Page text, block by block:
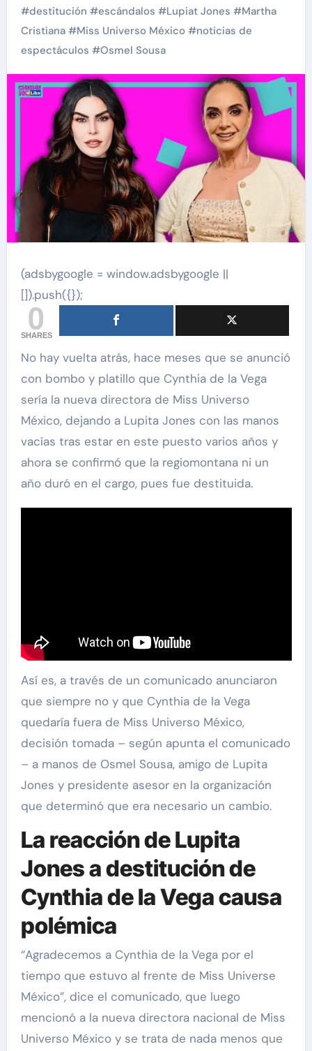
#destitución #escándalos #Lupiat Jones #Martha
Cristiana#Miss Universo México#noticias de
espectáculos #Osmel Sousa
(adsbygoogle = window.adsbygoogle ||
[]).push({});
0
SHARES
No hay vuelta atrás, hace meses que se anunció
con bombo y platillo que Cynthia de la Vega
sería la nueva directora de Miss Universo
México, dejando a Lupita Jones con las manos
vacías tras estar en este puesto varios años y
ahora se confirmó que la regiomontana ni un
año duró en el cargo, pues fue destituida.
Así es, a través de un comunicado anunciaron
que siempre no y que Cynthia de la Vega
quedaría fuera de Miss Universo México,
decisión tomada – según apunta el comunicado
– a manos de Osmel Sousa, amigo de Lupita
Jones y presidente asesor en la organización
que determinó que era necesario un cambio.
La reacción de Lupita
Jones a destitución de
Cynthia de la Vega causa
polémica
“Agradecemos a Cynthia de la Vega por el
tiempo que estuvo al frente de Miss Universe
México”, dice el comunicado, que luego
mencionó a la nueva directora nacional de Miss
Universo México y se trata de nada menos que